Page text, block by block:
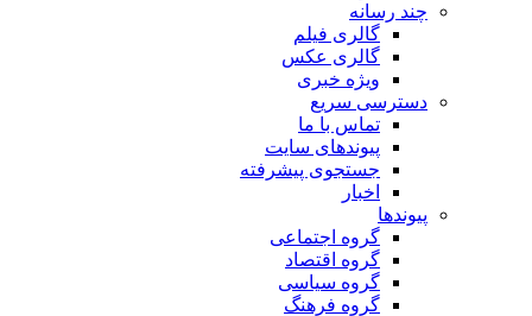
چند رسانه
گالری فیلم
گالری عکس
ویژه خبری
دسترسی سریع
تماس با ما
پیوندهای سایت
جستجوی پیشرفته
اخبار
پیوندها
گروه اجتماعی
گروه اقتصاد
گروه سیاسی
گروه فرهنگ